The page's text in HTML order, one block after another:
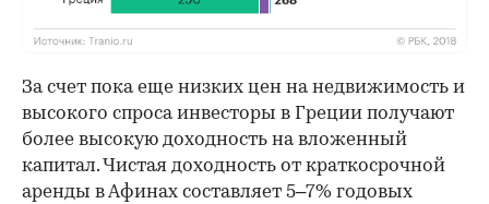
За счет пока еще низких цен на недвижимость и
высокого спроса инвесторы в Греции получают
более высокую доходность на вложенный
капитал. Чистая доходность от краткосрочной
аренды в Афинах составляет 5–7% годовых